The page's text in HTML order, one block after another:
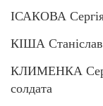
ІСАКОВА
КІША
КЛИМЕНКА
солдата